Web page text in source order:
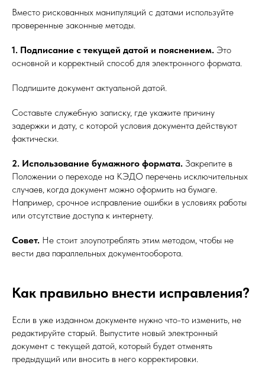
Вместо рискованных манипуляций с датами используйте
проверенные законные методы.
1. Подписание с текущей датой и пояснением. Это
основной и корректный способ для электронного формата.
Подпишите документ актуальной датой.
Составьте служебную записку, где укажите причину
задержки и дату, с которой условия документа действуют
фактически.
2. Использование бумажного формата. Закрепите в
Положении о переходе на КЭДО перечень исключительных
случаев, когда документ можно оформить на бумаге.
Например, срочное исправление ошибки в условиях работы
или отсутствие доступа к интернету.
Совет. Не стоит злоупотреблять этим методом, чтобы не
вести два параллельных документооборота.
Как правильно внести исправления?
Если в уже изданном документе нужно что-то изменить, не
редактируйте старый. Выпустите новый электронный
документ с текущей датой, который будет отменять
предыдущий или вносить в него корректировки.